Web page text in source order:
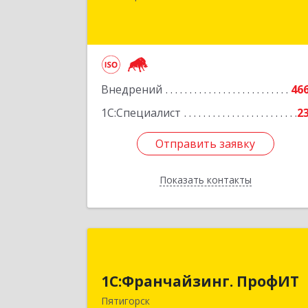
Внедрений
1С:Специалист
Отправить заявку
Показать контакты
Отправить заявку
Назад
1С:Франчайзинг. ПрофИТ
Пятигорск
357500, Ставропольский край,
Пятигорск г, Акопянца ул, дом № 11